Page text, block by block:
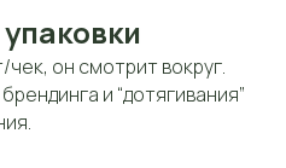
он смотрит вокруг.
и “дотягивания”